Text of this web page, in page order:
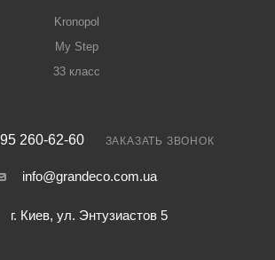
Kronopol
My Step
33 класс
260-62-60 ЗАКАЗАТЬ ЗВОНОК
info@grandeco.com.ua
г. Киев, ул. Энтузиастов 5